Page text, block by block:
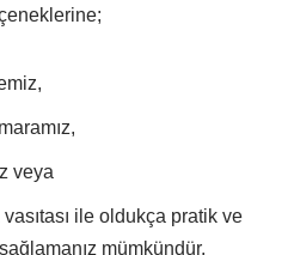
veya
ile oldukça pratik ve
mümkündür.